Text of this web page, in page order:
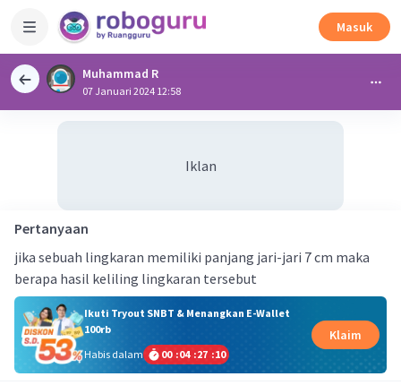
Masuk
Muhammad R
07 Januari 2024 12:58
Iklan
Pertanyaan
jika sebuah lingkaran memiliki panjang jari-jari 7 cm maka
berapa hasil keliling lingkaran tersebut
Ikuti Tryout SNBT & Menangkan E-Wallet
100rb
Habis dalam
00 :04 :27 :09
Klaim